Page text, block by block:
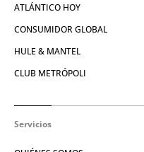
ATLÁNTICO HOY
CONSUMIDOR GLOBAL
HULE & MANTEL
CLUB METRÓPOLI
Servicios